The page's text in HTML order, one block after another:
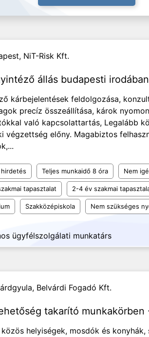
NiT-Risk Kft.
állás budapesti irodában
kárbejelentések feldolgozása,
precíz összeállítása, károk
való kapcsolattartás, Legalább
végzettség előny. Magabiztos
Teljes munkaidő 8 óra Nem
tapasztalat 2-4 év szakmai
Szakközépiskola Nem szükséges
ügyfélszolgálati munkatárs
Belvárdi Fogadó Kft.
takarító munkakörben
közös helyiségek, mosdók és